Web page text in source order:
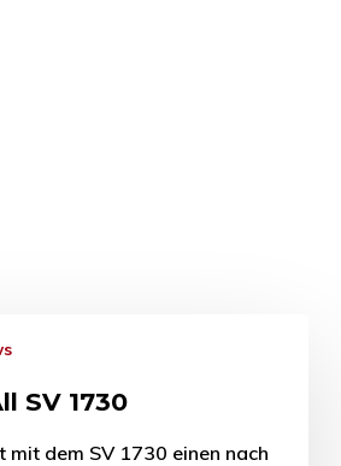
SV 1730
mit dem SV 1730 einen nach